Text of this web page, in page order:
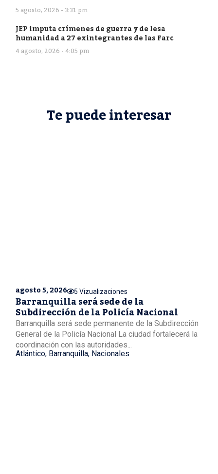
5 agosto, 2026 - 3:31 pm
JEP imputa crímenes de guerra y de lesa
humanidad a 27 exintegrantes de las Farc
4 agosto, 2026 - 4:05 pm
Te puede interesar
agosto 5, 2026 5 Vizualizaciones
Barranquilla será sede de la
Subdirección de la Policía Nacional
Barranquilla será sede permanente de la Subdirección
General de la Policía Nacional La ciudad fortalecerá la
coordinación con las autoridades...
Atlántico, Barranquilla, Nacionales